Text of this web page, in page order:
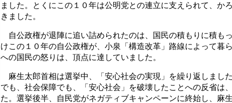
ました。とくにこの１０年は公明党との連立に支えられて、か
きました。
自公政権が退陣に追い詰められたのは、国民の積もりに積も
けこの１０年の自公政権が、小泉「構造改革」路線によって暮
への国民の怒りは、頂点に達していました。
麻生太郎首相は選挙中、「安心社会の実現」を繰り返しまし
でも、社会保障でも、「安心社会」を破壊したことへの反省は
た。選挙後半、自民党がネガティブキャンペーンに終始し、麻